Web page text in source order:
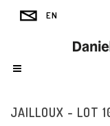
JAILLOUX - LOT